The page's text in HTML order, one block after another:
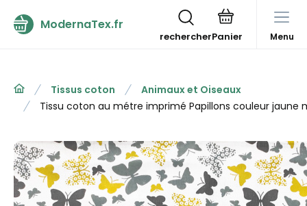
ModernaTex.fr
rechercher Menu
Tissus coton
Animaux et Oiseaux
Tissu coton au métre imprimé Papillons couleur jaune